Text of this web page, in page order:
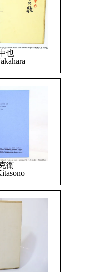
也
衛